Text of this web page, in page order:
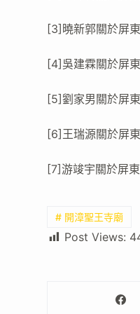
[3]曉新郭關於屏
[4]吳建霖關於屏
[5]劉家男關於屏
[6]王瑞源關於屏
[7]游竣宇關於屏
# 開漳聖王寺廟
Post Views: